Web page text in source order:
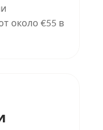
около €55 в